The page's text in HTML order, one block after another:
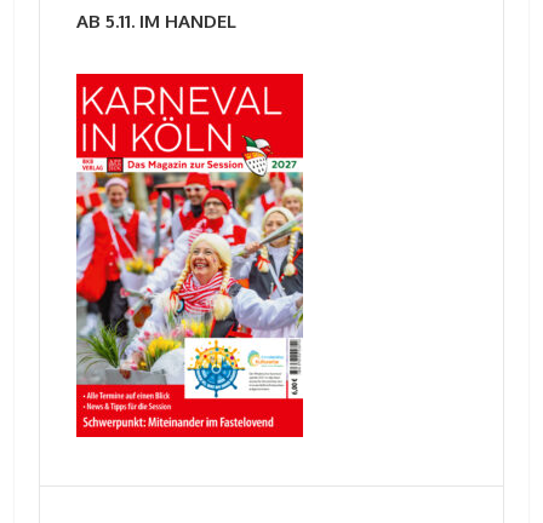
AB 5.11. IM HANDEL